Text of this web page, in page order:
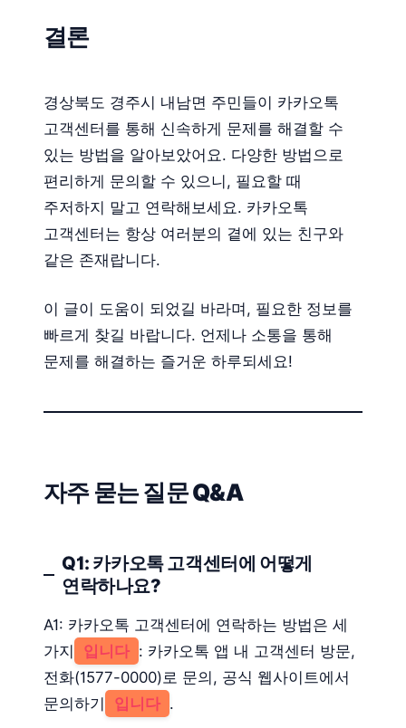
결론
경상북도 경주시 내남면 주민들이 카카오톡
고객센터를 통해 신속하게 문제를 해결할 수
있는 방법을 알아보았어요. 다양한 방법으로
편리하게 문의할 수 있으니, 필요할 때
주저하지 말고 연락해보세요. 카카오톡
고객센터는 항상 여러분의 곁에 있는 친구와
같은 존재랍니다.
이 글이 도움이 되었길 바라며, 필요한 정보를
빠르게 찾길 바랍니다. 언제나 소통을 통해
문제를 해결하는 즐거운 하루되세요!
자주 묻는 질문 Q&A
Q1: 카카오톡 고객센터에 어떻게
연락하나요?
A1: 카카오톡 고객센터에 연락하는 방법은 세
가지
입니다 : 카카오톡 앱 내 고객센터 방문,
전화(1577-0000)로 문의, 공식 웹사이트에서
문의하기
입니다 .